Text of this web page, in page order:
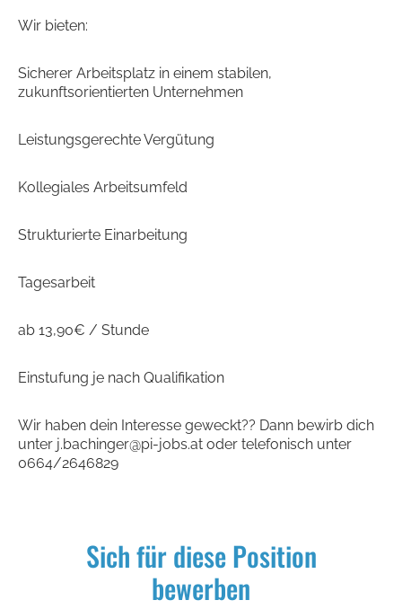
Wir bieten:
Sicherer Arbeitsplatz in einem stabilen,
zukunftsorientierten Unternehmen
Leistungsgerechte Vergütung
Kollegiales Arbeitsumfeld
Strukturierte Einarbeitung
Tagesarbeit
ab 13,90€ / Stunde
Einstufung je nach Qualifikation
Wir haben dein Interesse geweckt?? Dann bewirb dich
unter j.bachinger@pi-jobs.at oder telefonisch unter
0664/2646829
Sich für diese Position
bewerben